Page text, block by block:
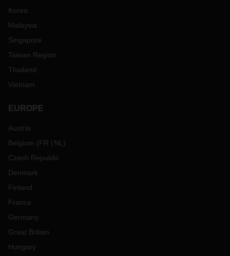
Korea
Malaysia
Singapore
Taiwan Region
Thailand
Vietnam
EUROPE
Austria
Belgium (FR NL )
Czech Republic
Denmark
Finland
France
Germany
Great Britain
Hungary